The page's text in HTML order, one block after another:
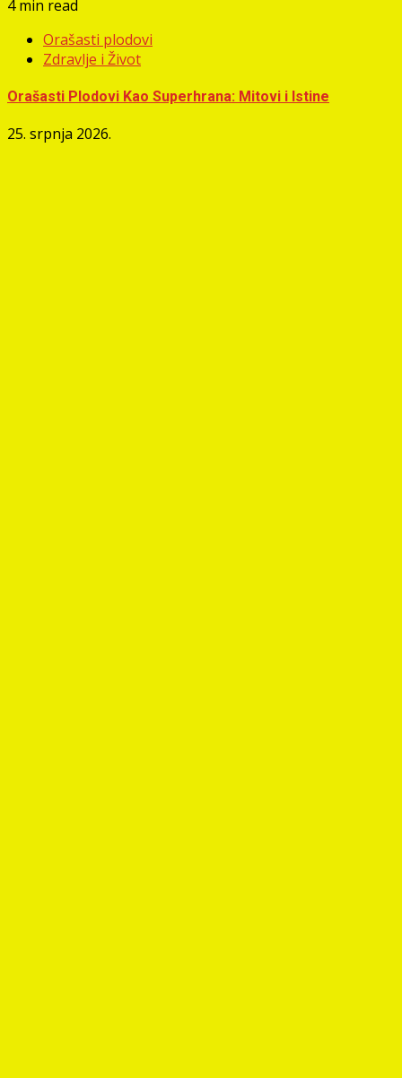
4 min read
Orašasti plodovi
Zdravlje i Život
Orašasti Plodovi Kao Superhrana: Mitovi i Istine
25. srpnja 2026.